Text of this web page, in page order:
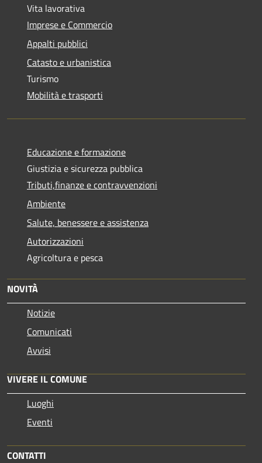
Vita lavorativa
Imprese e Commercio
Appalti pubblici
Catasto e urbanistica
Turismo
Mobilità e trasporti
Educazione e formazione
Giustizia e sicurezza pubblica
Tributi,finanze e contravvenzioni
Ambiente
Salute, benessere e assistenza
Autorizzazioni
Agricoltura e pesca
NOVITÀ
Notizie
Comunicati
Avvisi
VIVERE IL COMUNE
Luoghi
Eventi
CONTATTI